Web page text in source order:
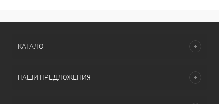
КАТАЛОГ
НАШИ ПРЕДЛОЖЕНИЯ